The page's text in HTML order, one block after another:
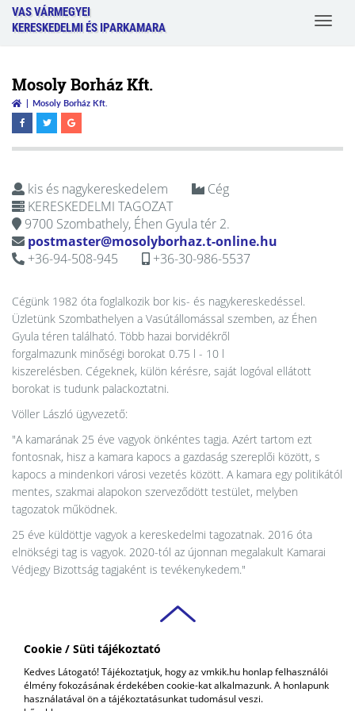
Cookie / Süti tájékoztató
Kedves Látogató! Tájékoztatjuk, hogy az vmkik.hu honlap felhasználói
élmény fokozásának érdekében cookie-kat alkalmazunk. A honlapunk
használatával ön a tájékoztatásunkat tudomásul veszi.
VAS VÁRMEGYEI
KERESKEDELMI ÉS IPARKAMARA
Toggle
Mosoly Borház Kft.
Mosoly Borház Kft.
kis és nagykereskedelem
Cég
KERESKEDELMI TAGOZAT
9700 Szombathely, Éhen Gyula tér 2.
postmaster@mosolyborhaz.t-online.hu
+36-94-508-945
+36-30-986-5537
Cégünk 1982 óta foglalkozik bor kis- és nagykereskedéssel.
Üzletünk Szombathelyen a Vasútállomással szemben, az Éhen
Gyula téren található. Több hazai borvidékről
forgalmazunk minőségi borokat 0.75 l - 10 l
kiszerelésben. Cégeknek, külön kérésre, saját logóval ellátott
borokat is tudunk palackoztatni.
Völler László ügyvezető:
"A kamarának 25 éve vagyok önkéntes tagja. Azért tartom ezt
fontosnak, hisz a kamara kapocs a gazdaság szereplői között, s
kapocs a mindenkori városi vezetés között. A kamara egy politikától
mentes, szakmai alapokon szerveződött testület, melyben
tagozatok működnek.
25 éve küldöttje vagyok a kereskedelmi tagozatnak. 2016 óta
elnökségi tag is vagyok. 2020-tól az újonnan megalakult Kamarai
Védjegy Bizottság tagjaként is tevékenykedem."
VAS VÁRMEGYEI
KERESKEDELMI ÉS IPARKAMARA
COPYRIGHT © 2018 - 2026 VMKIK. |
ALL RIGHTS RESERVED! DESIGNED &
POWERED BY
POSITIVE ADAMSKY